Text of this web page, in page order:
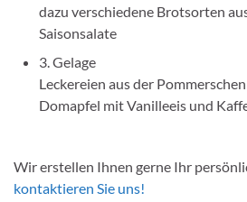
dazu verschiedene Brotsorten
Saisonsalate
3. Gelage
Leckereien aus der
Domapfel mit Vanilleeis und
Wir erstellen Ihnen gerne Ihr
kontaktieren Sie uns!